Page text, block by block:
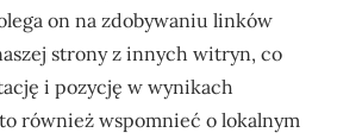
on na zdobywaniu linków
strony z innych witryn, co
i pozycję w wynikach
również wspomnieć o lokalnym